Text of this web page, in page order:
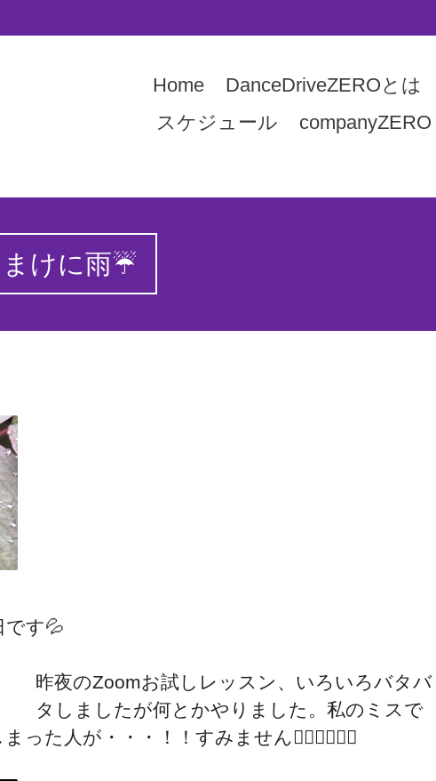
Home DanceDriveZEROとは
スケジュール
companyZERO
けに雨☔
です💦
昨夜のZoomお試しレッスン、いろいろバタバ
タしましたが何とかやりました。私のミスで
った人が・・・！！すみません🙇‍♀️🙇‍♀️🙇‍♀️